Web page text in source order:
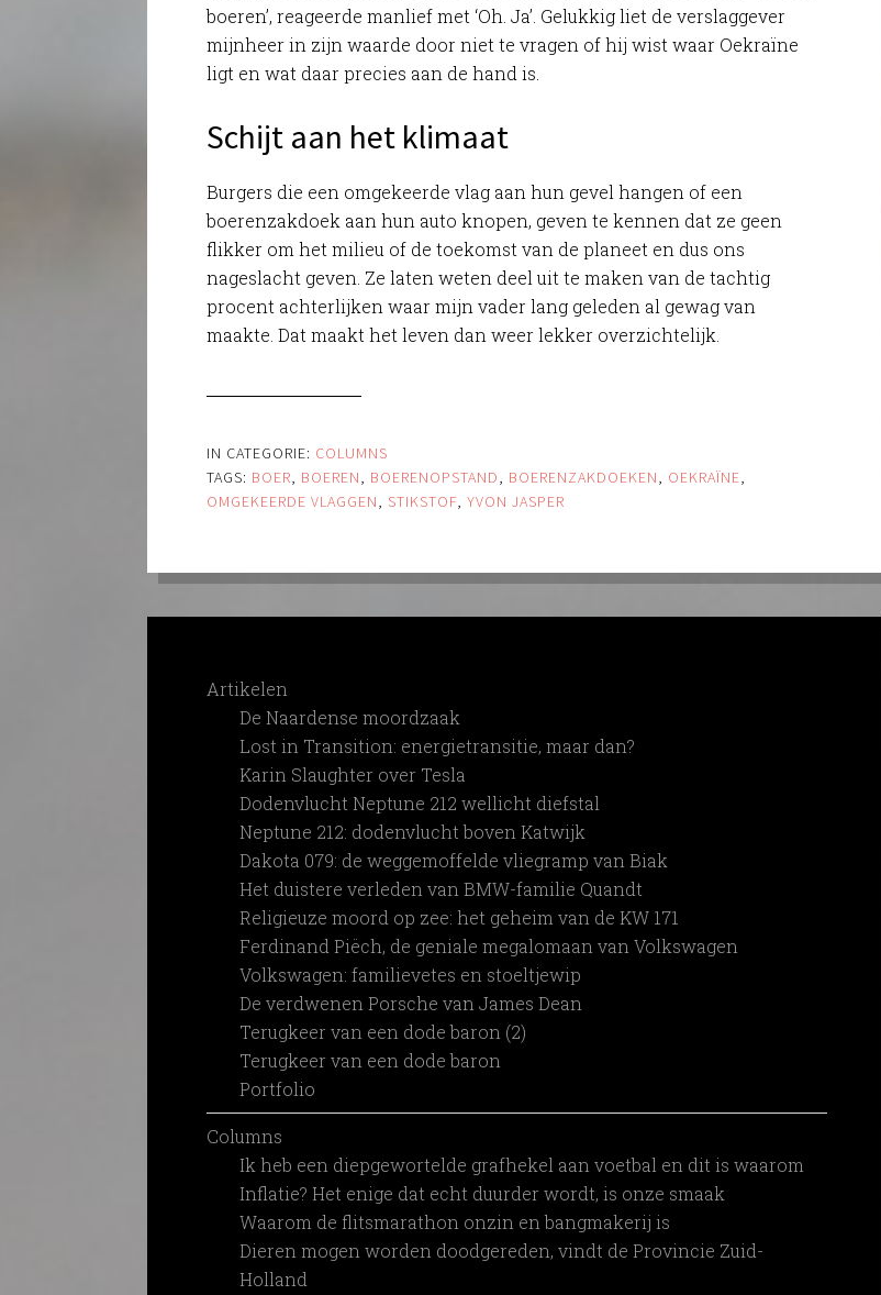
boeren’, reageerde manlief met ‘Oh. Ja’. Gelukkig liet de verslaggever
mijnheer in zijn waarde door niet te vragen of hij wist waar Oekraïne
ligt en wat daar precies aan de hand is.
Schijt aan het klimaat
Burgers die een omgekeerde vlag aan hun gevel hangen of een
boerenzakdoek aan hun auto knopen, geven te kennen dat ze geen
flikker om het milieu of de toekomst van de planeet en dus ons
nageslacht geven. Ze laten weten deel uit te maken van de tachtig
procent achterlijken waar mijn vader lang geleden al gewag van
maakte. Dat maakt het leven dan weer lekker overzichtelijk.
IN CATEGORIE: COLUMNS
TAGS: BOER, BOEREN, BOERENOPSTAND, BOERENZAKDOEKEN, OEKRAÏNE,
OMGEKEERDE VLAGGEN, STIKSTOF,YVON JASPER
Artikelen
De Naardense moordzaak
Lost in Transition: energietransitie, maar dan?
Karin Slaughter over Tesla
Dodenvlucht Neptune 212 wellicht diefstal
Neptune 212: dodenvlucht boven Katwijk
Dakota 079: de weggemoffelde vliegramp van Biak
Het duistere verleden van BMW-familie Quandt
Religieuze moord op zee: het geheim van de KW 171
Ferdinand Piëch, de geniale megalomaan van Volkswagen
Volkswagen: familievetes en stoeltjewip
De verdwenen Porsche van James Dean
Terugkeer van een dode baron (2)
Terugkeer van een dode baron
Portfolio
Columns
Ik heb een diepgewortelde grafhekel aan voetbal en dit is waarom
Inflatie? Het enige dat echt duurder wordt, is onze smaak
Waarom de flitsmarathon onzin en bangmakerij is
Dieren mogen worden doodgereden, vindt de Provincie Zuid-
Holland